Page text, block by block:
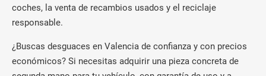
coches, la venta de recambios usados y el reciclaje
responsable.
¿Buscas desguaces en Valencia de confianza y con precios
económicos? Si necesitas adquirir una pieza concreta de